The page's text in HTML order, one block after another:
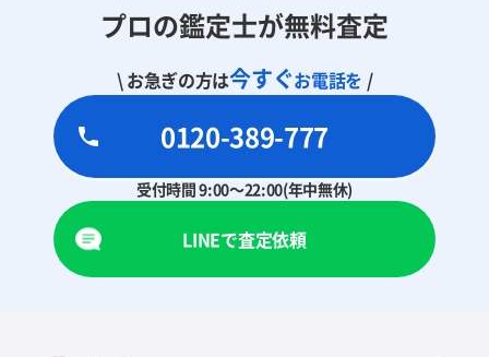
プロの鑑定士が無料査定
\ お急ぎの方は今すぐお電話を /
0120-389-777
受付時間 9:00～22:00(年中無休)
LINEで査定依頼